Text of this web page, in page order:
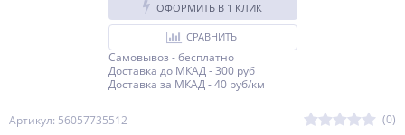
Артикул: 56057735512 (0)
ОФОРМИТЬ В 1 КЛИК
СРАВНИТЬ
Самовывоз - бесплатно
Доставка до МКАД - 300 руб
Доставка за МКАД - 40 руб/км